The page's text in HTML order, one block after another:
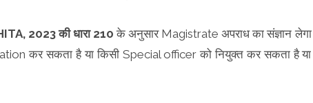
2023 की धारा 210के अनुसार Magistrate अपराध का संज्ञान लेगा
कर सकता है या किसी Special officer को नियुक्त कर सकता है या